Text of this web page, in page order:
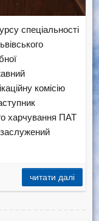
спеціальності
комісію
харчування ПАТ
читати далі